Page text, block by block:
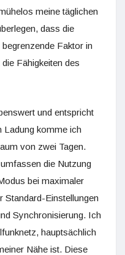
meine täglichen
dass die
Faktor in
Fähigkeiten des
und entspricht
Ladung komme ich
von zwei Tagen.
die Nutzung
bei maximaler
Standard-Einstellungen
Synchronisierung. Ich
hauptsächlich
Nähe ist. Diese